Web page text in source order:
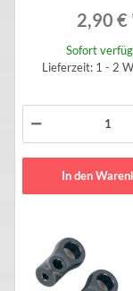
2,90 €
Sofort
Lieferzeit: 1 - 2
In den